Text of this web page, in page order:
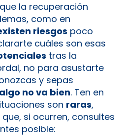
la recuperación
como en
riesgos poco
cuáles son esas
tras la
no para asustarte
y sepas
no va bien. Ten en
son raras,
si ocurren, consultes
posible: